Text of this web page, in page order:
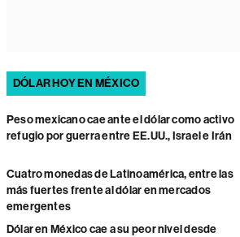
DÓLAR HOY EN MÉXICO
Peso mexicano cae ante el dólar como activo
refugio por guerra entre EE.UU., Israel e Irán
Cuatro monedas de Latinoamérica, entre las
más fuertes frente al dólar en mercados
emergentes
Dólar en México cae a su peor nivel desde